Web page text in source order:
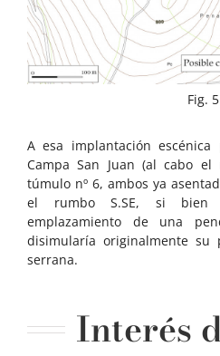
Fig. 5
A esa implantación
Campa San Juan (al cabo
túmulo nº 6, ambos ya
el rumbo S.SE, si bien
emplazamiento de una
disimularía originalmente su
serrana.
Interés